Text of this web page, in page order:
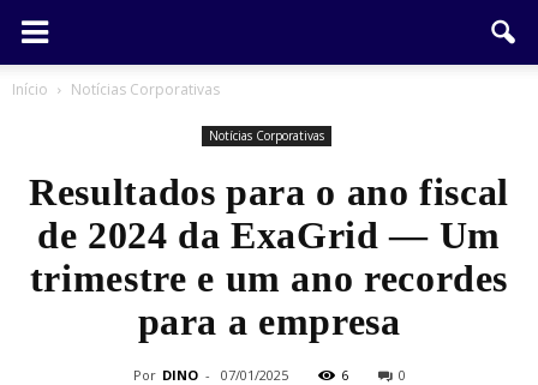
Início Notícias Corporativas
Notícias Corporativas
Resultados para o ano fiscal
de 2024 da ExaGrid — Um
trimestre e um ano recordes
para a empresa
Por DINO - 07/01/2025 6 0